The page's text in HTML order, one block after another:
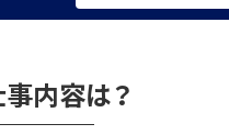
内容は？